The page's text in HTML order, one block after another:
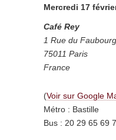
Mercredi 17
Café Rey
1 Rue du
75011 Paris
France
(Voir sur Google
Métro : Bastille
Bus : 20 29 65 69